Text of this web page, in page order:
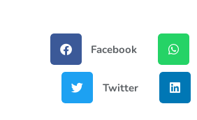
Facebook
Twitter